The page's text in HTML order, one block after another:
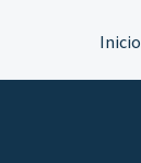
Inicio